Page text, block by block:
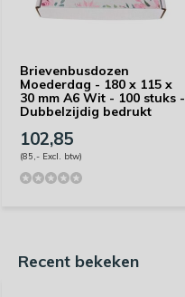
Brievenbusdozen
Moederdag - 180 x 115 x
30 mm A6 Wit - 100 stuks -
Dubbelzijdig bedrukt
102,85
(85,- Excl. btw)
Recent bekeken